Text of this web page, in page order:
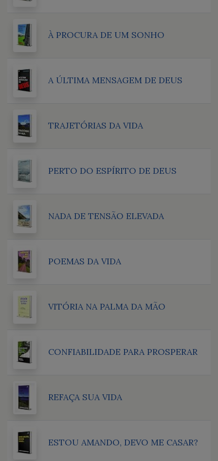
À PROCURA DE UM SONHO
A ÚLTIMA MENSAGEM DE DEUS
TRAJETÓRIAS DA VIDA
PERTO DO ESPÍRITO DE DEUS
NADA DE TENSÃO ELEVADA
POEMAS DA VIDA
VITÓRIA NA PALMA DA MÃO
CONFIABILIDADE PARA PROSPERAR
REFAÇA SUA VIDA
ESTOU AMANDO, DEVO ME CASAR?